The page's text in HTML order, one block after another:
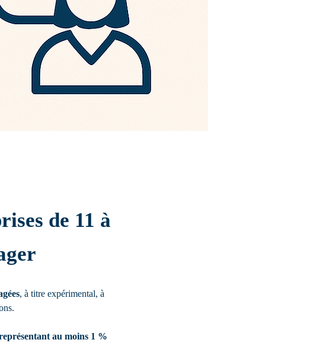
de 11 à
, à titre expérimental, à
au moins 1 %